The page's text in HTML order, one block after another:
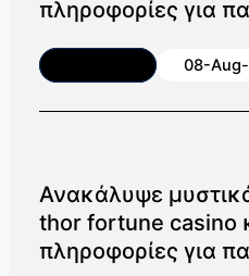
πληροφορίες για
08-
Ανακάλυψε
thor fortune casino
πληροφορίες για